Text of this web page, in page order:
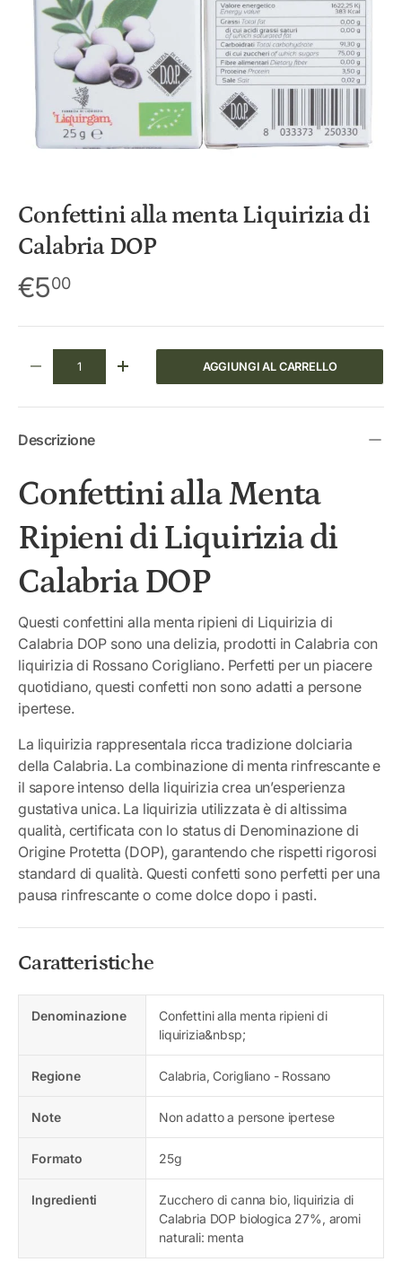
Confettini alla menta Liquirizia di
Calabria DOP
€500
DIMINUIRE LA QUANTITÀAUMENTA LA QUANTITÀAGGIUNGI AL CARRELLO
Descrizione
Confettini alla Menta
Ripieni di Liquirizia di
Calabria DOP
Questi confettini alla menta ripieni di Liquirizia di
Calabria DOP sono una delizia, prodotti in Calabria con
liquirizia di Rossano Corigliano. Perfetti per un piacere
quotidiano, questi confetti non sono adatti a persone
ipertese.
La liquirizia rappresentala ricca tradizione dolciaria
della Calabria. La combinazione di menta rinfrescante e
il sapore intenso della liquirizia crea un’esperienza
gustativa unica. La liquirizia utilizzata è di altissima
qualità, certificata con lo status di Denominazione di
Origine Protetta (DOP), garantendo che rispetti rigorosi
standard di qualità. Questi confetti sono perfetti per una
pausa rinfrescante o come dolce dopo i pasti.
Caratteristiche
Denominazione
Confettini alla menta ripieni di
liquirizia&nbsp;
Regione Calabria, Corigliano - Rossano
Note Non adatto a persone ipertese
Formato 25g
Ingredienti
Zucchero di canna bio, liquirizia di
Calabria DOP biologica 27%, aromi
naturali: menta